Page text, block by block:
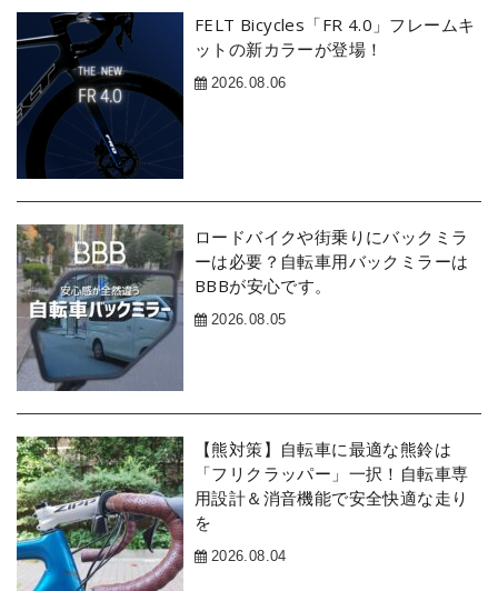
FELT Bicycles「FR 4.0」フレームキ
ットの新カラーが登場！
2026.08.06
ロードバイクや街乗りにバックミラ
ーは必要？自転車用バックミラーは
BBBが安心です。
2026.08.05
【熊対策】自転車に最適な熊鈴は
「フリクラッパー」一択！自転車専
用設計＆消音機能で安全快適な走り
を
2026.08.04